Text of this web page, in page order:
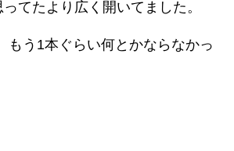
てたより広く開いてました。
もう1本ぐらい何とかならなかっ